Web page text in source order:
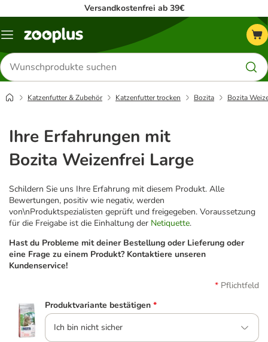
Versandkostenfrei ab 39€
Menü
Produkte
suchen
Katzenfutter & Zubehör Katzenfutter trocken Bozita Bozita
Ihre Erfahrungen mit
Bozita Weizenfrei Large
Schildern Sie uns Ihre Erfahrung mit diesem Produkt. Alle
Bewertungen, positiv wie negativ, werden
von\nProduktspezialisten geprüft und freigegeben. Voraussetzung
für die Freigabe ist die Einhaltung der Netiquette.
Hast du Probleme mit deiner Bestellung oder Lieferung oder
eine Frage zu einem Produkt? Kontaktiere unseren
Kundenservice!
Pflichtfeld
Produktvariante bestätigen *
Ich bin nicht sicher